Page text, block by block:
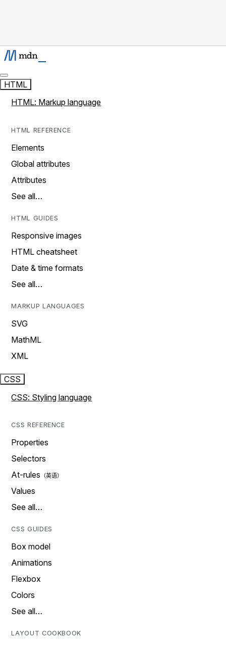
HTML
HTML: Markup language
HTML REFERENCE
Elements
Global attributes
Attributes
See all…
HTML GUIDES
Responsive images
HTML cheatsheet
Date & time formats
See all…
MARKUP LANGUAGES
SVG
MathML
XML
CSS
CSS: Styling language
CSS REFERENCE
Properties
Selectors
At-rules
Values
See all…
CSS GUIDES
Box model
Animations
Flexbox
Colors
See all…
LAYOUT COOKBOOK